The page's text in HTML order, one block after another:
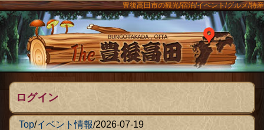
豊後高田市の観光/宿泊/イベント/グルメ/特産
The豊後
ログイン
Top/イベント情報/2026-07-19
メニュー